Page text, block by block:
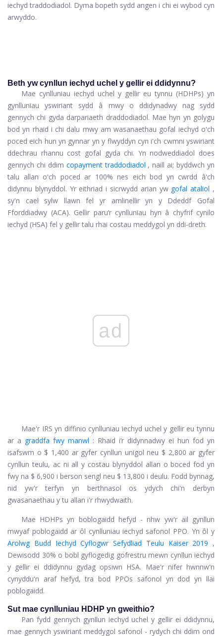
iechyd traddodiadol. Dyma bopeth sydd angen i chi ei wybod cyn
arwyddo.
Beth yw cynllun iechyd uchel y gellir ei ddidynnu?
Mae cynlluniau iechyd uchel y gellir eu tynnu (HDHPs) yn
gynlluniau yswiriant sydd â mwy o ddidynadwy nag sydd
gennych chi gyda darpariaeth draddodiadol. Mae hyn yn golygu
bod yn rhaid i chi dalu mwy am wasanaethau gofal iechyd o'ch
poced eich hun yn gynnar yn y flwyddyn cyn i'ch cwmni yswiriant
ddechrau rhannu cost gofal gyda chi. Yn nodweddiadol does
gennych chi ddim copayment traddodiadol , naill ai; byddwch yn
talu allan o'ch poced ar 100% nes eich bod yn cwrdd â'ch
didynnu blynyddol. Yr eithriad i sicrwydd arian yw gofal ataliol ,
sy'n cael sylw llawn fel yr amlinellir yn y Ddeddf Gofal
Fforddiadwy (ACA). Gellir paru’r cynlluniau hyn â chyfrif cynilo
iechyd (HSA) fel y gellir talu rhai costau meddygol yn ddi-dreth.
ad
Mae'r IRS yn diffinio cynlluniau iechyd uchel y gellir eu tynnu
ar a graddfa fwy manwl : Rhaid i’r didynnadwy ei hun fod yn
isafswm o $ 1,400 ar gyfer cynllun unigol neu $ 2,800 ar gyfer
cynllun teulu, ac ni all y costau blynyddol allan o boced fod yn
fwy na $ 6,900 i berson sengl neu $ 13,800 i deulu. Fodd bynnag,
nid yw'r terfyn yn berthnasol os ydych chi'n derbyn
gwasanaethau y tu allan i'r rhwydwaith.
Mae HDHPs yn boblogaidd hefyd - nhw yw'r ail gynllun
mwyaf poblogaidd ar ôl cynlluniau iechyd safonol PPO. Yn ôl y
Arolwg Budd Iechyd Cyflogwr Sefydliad Teulu Kaiser 2019 ,
Dewisodd 30% o bobl gyflogedig gofrestru mewn cynllun iechyd
y gellir ei ddidynnu gydag opsiwn HSA. Mae'r nifer hwnnw'n
cynyddu'n araf hefyd, tra bod PPOs safonol yn dod yn llai
poblogaidd.
Sut mae cynlluniau HDHP yn gweithio?
Pan fydd gennych gynllun iechyd uchel y gellir ei ddidynnu,
mae gennych yswiriant meddygol safonol - rydych chi ddim ond